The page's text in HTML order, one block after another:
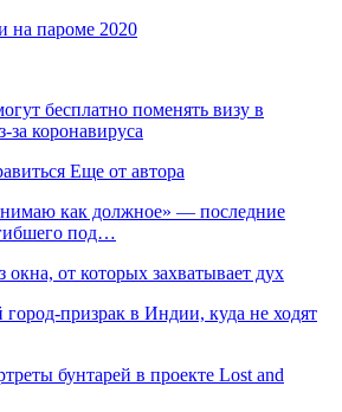
на пароме 2020
бесплатно поменять визу в
коронавируса
Еще от автора
как должное» — последние
под…
от которых захватывает дух
призрак в Индии, куда не ходят
бунтарей в проекте Lost and